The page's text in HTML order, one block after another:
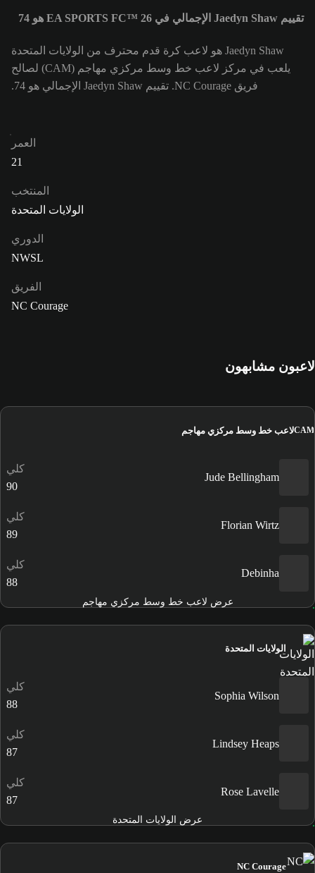
تقييم Jaedyn Shaw الإجمالي في EA SPORTS FC™ 26 هو 74
Jaedyn Shaw هو لاعب كرة قدم محترف من الولايات المتحدة
يلعب في مركز لاعب خط وسط مركزي مهاجم (CAM) لصالح
فريق NC Courage. تقييم Jaedyn Shaw الإجمالي هو 74.
العمر
21
المنتخب
الولايات المتحدة
الدوري
NWSL
الفريق
NC Courage
لاعبون مشابهون
CAMلاعب خط وسط مركزي مهاجم
Jude Bellingham
كلي
90
Florian Wirtz
كلي
89
Debinha
كلي
88
عرض لاعب خط وسط مركزي مهاجم
الولايات المتحدة
Sophia Wilson
كلي
88
Lindsey Heaps
كلي
87
Rose Lavelle
كلي
87
عرض الولايات المتحدة
NC Courage